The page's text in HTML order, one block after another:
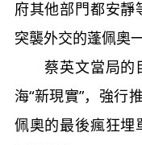
府其他部門都安靜
突襲外交的蓬佩奧
蔡英文當局的
海“新現實”，強行
佩奧的最後瘋狂埋